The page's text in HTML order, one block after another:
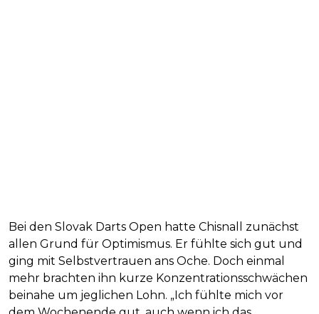
Bei den Slovak Darts Open hatte Chisnall zunächst
allen Grund für Optimismus. Er fühlte sich gut und
ging mit Selbstvertrauen ans Oche. Doch einmal
mehr brachten ihn kurze Konzentrationsschwächen
beinahe um jeglichen Lohn. „Ich fühlte mich vor